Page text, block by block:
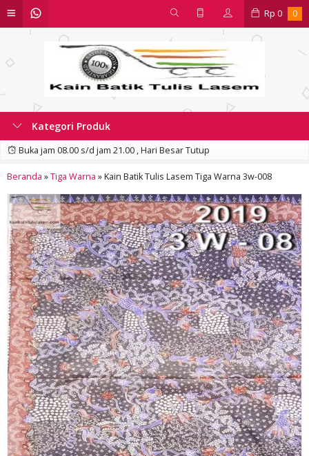
Rp 0 0
Kategori Produk
Buka jam 08.00 s/d jam 21.00 , Hari Besar Tutup
Beranda »Tiga Warna »Kain Batik Tulis Lasem Tiga Warna 3w-008